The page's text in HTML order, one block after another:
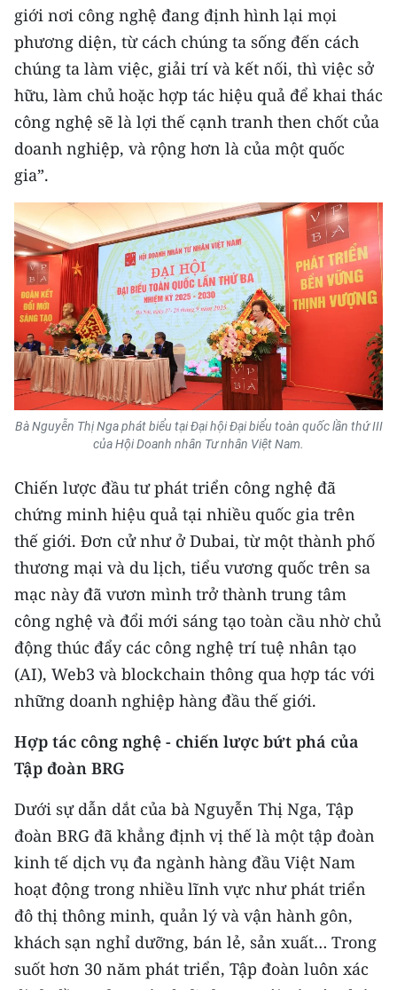
Duyên hải Nam Trung Bộ và Tây
Nguyên
Đông Nam Bộ
Đồng bằng sông Cửu Long
Chuyên trang Hà Nội
CHUYÊN ĐỀ
CÁC CHUYÊN TRANG
VỀ BÁO NHÂN DÂN
THỜI NAY
NHÂN DÂN CUỐI TUẦN
MUA BÁO
ĐỌC BÁO IN
ENGLISH
中文
FRANÇAIS
РУССКИЙ
ESPAÑOL
한국어
giới nơi công nghệ đang định hình lại mọi
phương diện, từ cách chúng ta sống đến cách
chúng ta làm việc, giải trí và kết nối, thì việc sở
hữu, làm chủ hoặc hợp tác hiệu quả để khai thác
công nghệ sẽ là lợi thế cạnh tranh then chốt của
doanh nghiệp, và rộng hơn là của một quốc
gia”.
Bà Nguyễn Thị Nga phát biểu tại Đại hội Đại biểu toàn quốc lần thứ III
của Hội Doanh nhân Tư nhân Việt Nam.
Chiến lược đầu tư phát triển công nghệ đã
chứng minh hiệu quả tại nhiều quốc gia trên
thế giới. Đơn cử như ở Dubai, từ một thành phố
thương mại và du lịch, tiểu vương quốc trên sa
mạc này đã vươn mình trở thành trung tâm
công nghệ và đổi mới sáng tạo toàn cầu nhờ chủ
động thúc đẩy các công nghệ trí tuệ nhân tạo
(AI), Web3 và blockchain thông qua hợp tác với
những doanh nghiệp hàng đầu thế giới.
Hợp tác công nghệ - chiến lược bứt phá của
Tập đoàn BRG
Dưới sự dẫn dắt của bà Nguyễn Thị Nga, Tập
đoàn BRG đã khẳng định vị thế là một tập đoàn
kinh tế dịch vụ đa ngành hàng đầu Việt Nam
hoạt động trong nhiều lĩnh vực như phát triển
đô thị thông minh, quản lý và vận hành gôn,
khách sạn nghỉ dưỡng, bán lẻ, sản xuất… Trong
suốt hơn 30 năm phát triển, Tập đoàn luôn xác